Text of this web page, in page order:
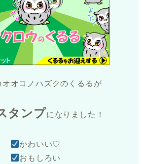
オオコノハズクのくるるが
タンプになりました！
かわいい♡
おもしろい